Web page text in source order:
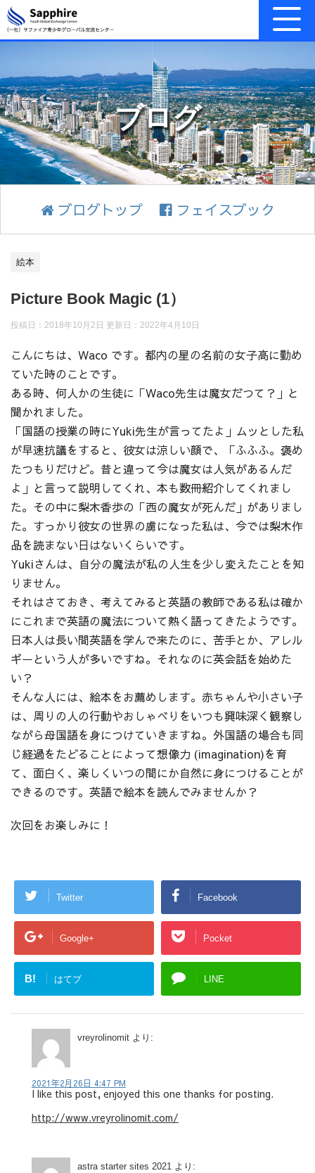
ブログ
ブログトップ フェイスブック
絵本
Picture Book Magic (1）
投稿日：2018年10月2日 更新日： 2022年4月10日
こんにちは、Waco です。都内の星の名前の女子高に勤め
ていた時のことです。
ある時、何人かの生徒に「Waco先生は魔女だつて？」と
聞かれました。
「国語の授業の時にYuki先生が言ってたよ」ムッとした私
が早速抗議をすると、彼女は涼しい顔で、「ふふふ。褒め
たつもりだけど。昔と違って今は魔女は人気があるんだ
よ」と言って説明してくれ、本も数冊紹介してくれまし
た。その中に梨木香歩の「西の魔女が死んだ」がありまし
た。すっかり彼女の世界の虜になった私は、今では梨木作
品を読まない日はないくらいです。
Yukiさんは、自分の魔法が私の人生を少し変えたことを知
りません。
それはさておき、考えてみると英語の教師である私は確か
にこれまで英語の魔法について熱く語ってきたようです。
日本人は長い間英語を学んで来たのに、苦手とか、アレル
ギーという人が多いですね。それなのに英会話を始めた
い？
そんな人には、絵本をお薦めします。赤ちゃんや小さい子
は、周りの人の行動やおしゃべりをいつも興味深く観察し
ながら母国語を身につけていきますね。外国語の場合も同
じ経過をたどることによって想像力 (imagination)を育
て、面白く、楽しくいつの間にか自然に身につけることが
できるのです。英語で絵本を読んでみませんか？
次回をお楽しみに！
Twitter Facebook
Google+ Pocket
B! はてブ LINE
vreyrolinomit より:
2021年2月26日 4:47 PM
I like this post, enjoyed this one thanks for posting.
http://www.vreyrolinomit.com/
astra starter sites 2021 より: